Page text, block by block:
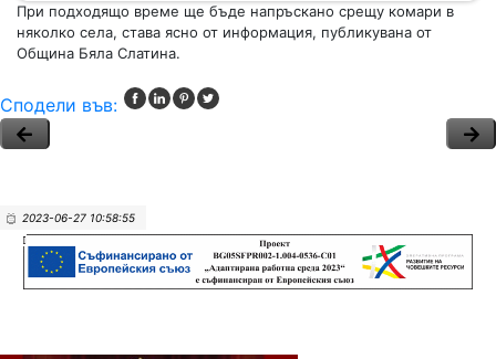
При подходящо време ще бъде напръскано срещу комари в
няколко села, става ясно от информация, публикувана от
Община Бяла Слатина.
Сподели във:
2023-06-27 10:58:55